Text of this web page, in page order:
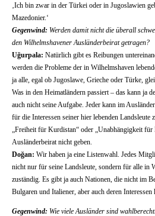
‚Ich bin zwar in der Türkei oder in Jugoslawien
Mazedonier.‘
Gegenwind: Werden damit nicht die überall
den Wilhelmshavener Ausländerbeirat getragen?
Uğurpala: Natürlich gibt es Reibungen
werden die Probleme der in Wilhelmshaven
ja alle, egal ob Jugoslawe, Grieche oder Türke,
Was in den Heimatländern passiert – das kann ja
auch nicht seine Aufgabe. Jeder kann im
für die Interessen seiner hier lebenden Landsleute
„Freiheit für Kurdistan“ oder „Unabhängigkeit
Ausländerbeirat nicht geben.
Doğan: Wir haben ja eine Listenwahl. Jedes
nicht nur für seine Landsleute, sondern für alle in
zuständig. Es gibt ja auch Nationen, die nicht im
Bulgaren und Italiener, aber auch deren Interessen
Gegenwind: Wie viele Ausländer sind